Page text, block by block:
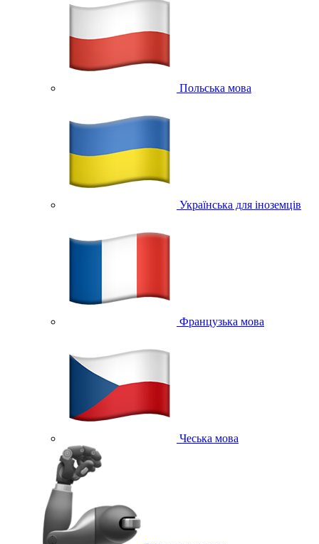
Польська мова
Українська для іноземців
Французька мова
Чеська мова